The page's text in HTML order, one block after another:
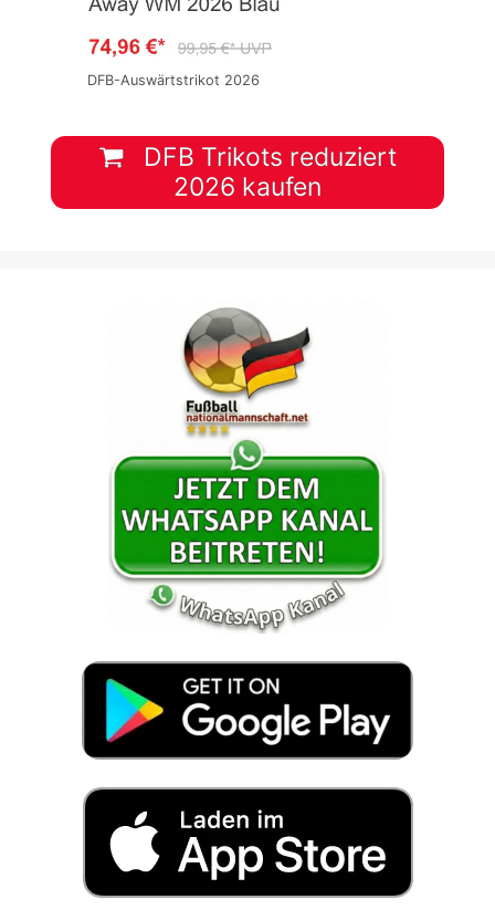
DFB-Auswärtstrikot 2026
DFB Trikots reduziert
2026 kaufen